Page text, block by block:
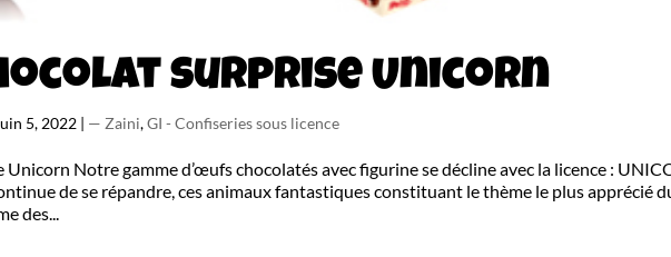
surprise Unicorn
5, 2022 | — Zaini,GI - Confiseries sous licence
Notre gamme d’œufs chocolatés avec figurine se décline avec la licence :
de se répandre, ces animaux fantastiques constituant le thème le plus apprécié
des...